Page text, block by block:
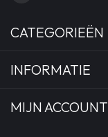
CATEGORIEËN
INFORMATIE
MIJN ACCOUNT